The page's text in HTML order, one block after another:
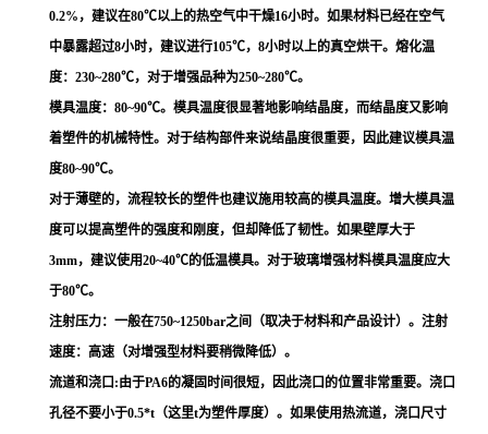
0.2%，建议在80℃以上的热空气中干燥16小时。如果材料已经在空气
中暴露超过8小时，建议进行105℃，8小时以上的真空烘干。熔化温
度：230~280℃，对于增强品种为250~280℃。
模具温度：80~90℃。模具温度很显著地影响结晶度，而结晶度又影响
着塑件的机械特性。对于结构部件来说结晶度很重要，因此建议模具温
度80~90℃。
对于薄壁的，流程较长的塑件也建议施用较高的模具温度。增大模具温
度可以提高塑件的强度和刚度，但却降低了韧性。如果壁厚大于
3mm，建议使用20~40℃的低温模具。对于玻璃增强材料模具温度应大
于80℃。
注射压力：一般在750~1250bar之间（取决于材料和产品设计）。注射
速度：高速（对增强型材料要稍微降低）。
流道和浇口:由于PA6的凝固时间很短，因此浇口的位置非常重要。浇口
孔径不要小于0.5*t（这里t为塑件厚度）。如果使用热流道，浇口尺寸